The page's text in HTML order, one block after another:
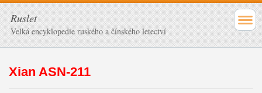
Ruslet
Velká encyklopedie ruského a čínského letectví
Xian ASN-211